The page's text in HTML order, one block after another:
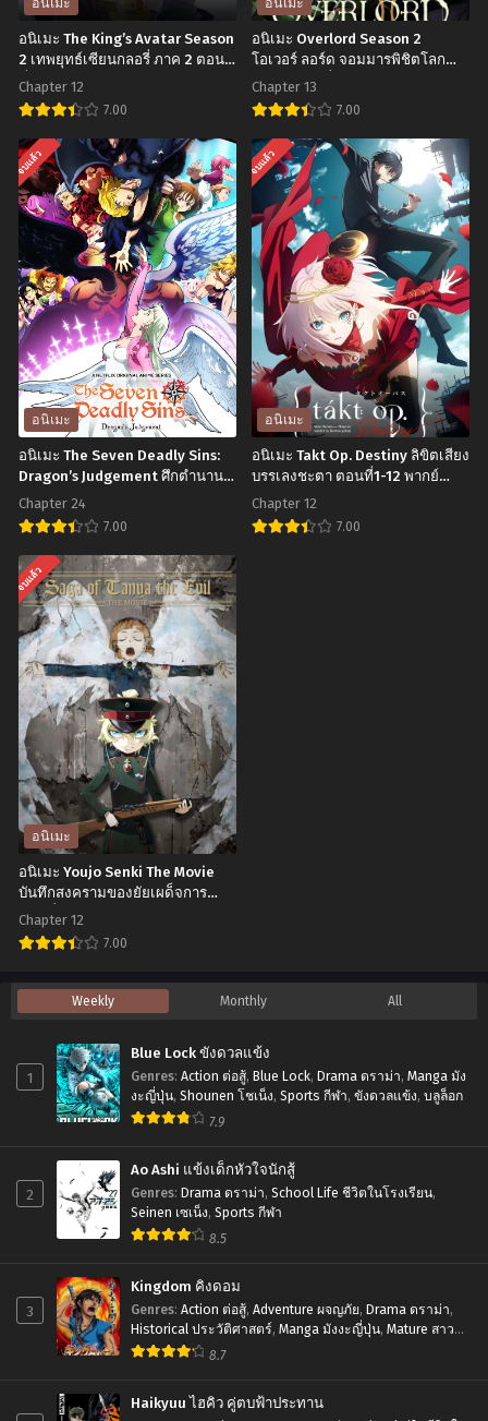
อนิเมะ The King’s Avatar Season
2 เทพยุทธ์เซียนกลอรี่ ภาค 2 ตอน
ที่1-12 ซับไทย
Chapter 12
7.00
อ
นิ
เมะ
The
King’s
Avatar
Season
2
เทพ
ยุทธ์
เซียน
กล
อรี่
ภาค
2
ตอน
ที่1-
12
ซับ
ไทย
อนิเมะ Overlord Season 2
โอเวอร์ ลอร์ด จอมมารพิชิตโลก
ภาค 2 ตอนที่1-13 พากย์ไทย+ซับ
ไทย
Chapter 13
7.00
อ
นิ
เมะ
Overlord
Season
2
โอเวอร์
ลอร์ด
จอม
มาร
พิชิต
โลก
ภาค
2
จบแล้ว
อนิเมะ
อนิเมะ The Seven Deadly Sins:
Dragon’s Judgement ศึกตำนาน 7
อัศวิน: มังกรพิพากษา (ภาค 4) ตอน
ที่1-24 พากย์ไทย
Chapter 24
7.00
อ
นิ
เมะ
The
Seven
Deadly
Sins:
Dragon’s
Judgement
ศึก
ตำนาน
7
อัศวิน:
มังกร
พิพากษา
(ภาค
ตอน
ที่1-
ไทย
จบแล้ว
อนิเมะ
อนิเมะ Takt Op. Destiny ลิขิตเสียง
บรรเลงชะตา ตอนที่1-12 พากย์
ไทย+ซับไทย
Chapter 12
7.00
ไทย+ซับ
ไทย
จบแล้ว
อนิเมะ
อนิเมะ Youjo Senki The Movie
บันทึกสงครามของยัยเผด็จการ
ตอนที่1-12 พากย์ไทย+ซับไทย
Chapter 12
7.00
อ
นิ
Youjo
Senki
Movie
บันทึก
คราม
ยัย
เผด็จการ
Weekly Monthly All
1
Blue Lock ขังดวลแข้ง
Genres: Action ต่อสู้, Blue Lock, Drama ดราม่า, Manga มัง
งะญี่ปุ่น, Shounen โชเน็ง, Sports กีฬา, ขังดวลแข้ง, บลูล็อก
7.9
2
Ao Ashi แข้งเด็กหัวใจนักสู้
Genres: Drama ดราม่า, School Life ชีวิตในโรงเรียน,
Seinen เซเน็ง, Sports กีฬา
8.5
3
Kingdom คิงดอม
Genres: Action ต่อสู้, Adventure ผจญภัย, Drama ดราม่า,
Historical ประวัติศาสตร์, Manga มังงะญี่ปุ่น, Mature สาว
ใหญ่,Seinen เซเน็ง
8.7
Haikyuu ไฮคิว คู่ตบฟ้าประทาน